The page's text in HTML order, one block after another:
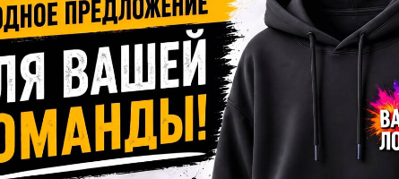
остаётся гладкой.
На полиэстере (от 80% и выше) цвета
к стиркам, так как краситель
Технология не подразумевает
только на светлую поверхность.